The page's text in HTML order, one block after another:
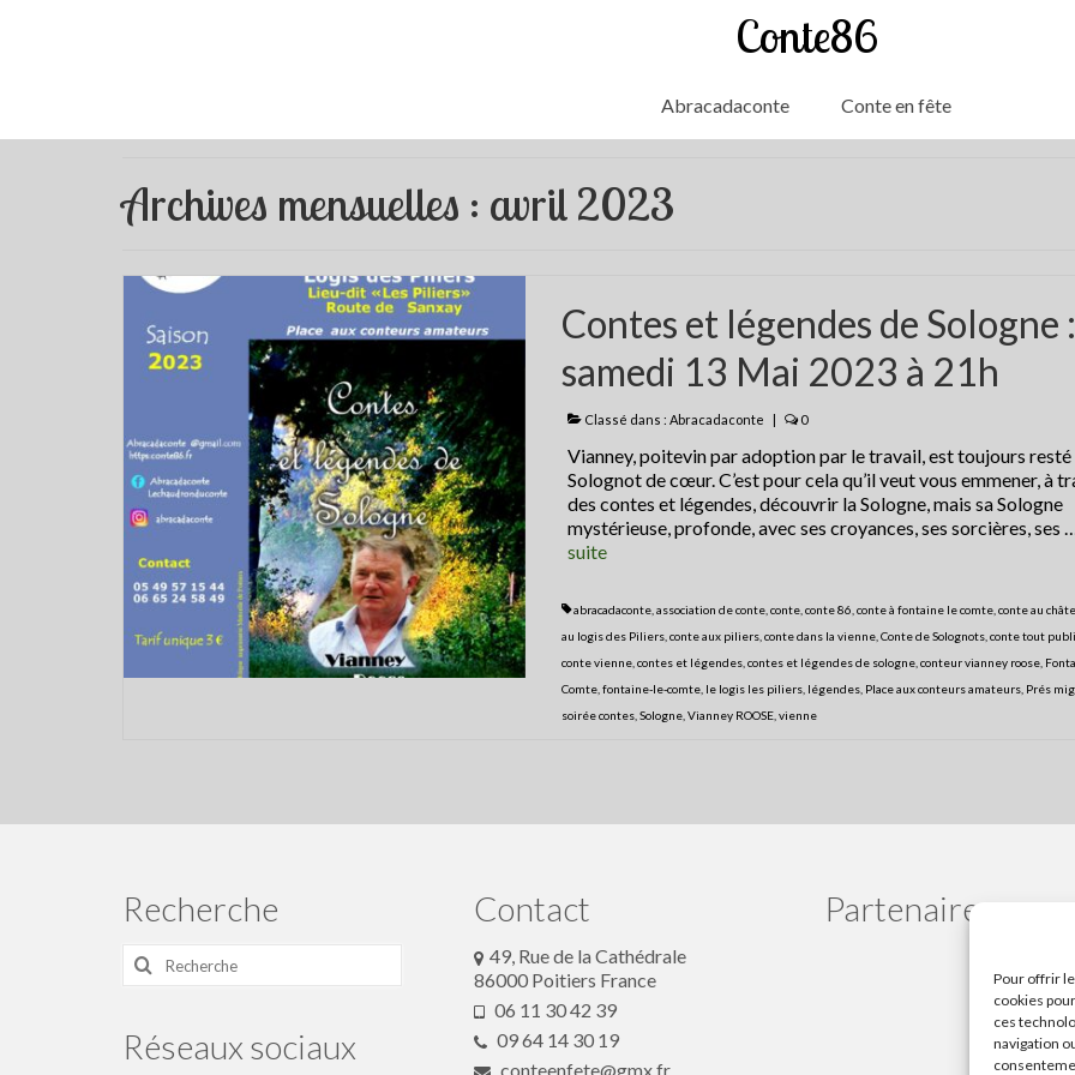
Pour offrir
cookies
ces
navigation
Conte86
Abracadaconte Conte en fête
Archives mensuelles : avril 2023
Contes et légendes de Sologne :
samedi 13 Mai 2023 à 21h
Classé dans : Abracadaconte | 0
Vianney, poitevin par adoption par le travail, est toujours resté
Solognot de cœur. C’est pour cela qu’il veut vous emmener, à
des contes et légendes, découvrir la Sologne, mais sa Sologne
mystérieuse, profonde, avec ses croyances, ses sorcières, ses
suite­­
abracadaconte, association de conte, conte, conte 86 conte à fontaine le comte, conte au
au logis des Piliers, conte aux piliers, conte dans la vienne, Conte de Solognots, conte tout
conte vienne, contes et légendes, contes et légendes de sologne, conteur vianney roose,
Comte, fontaine-le-comte, le logis les piliers, légendes, Place aux conteurs amateurs, Prés
soirée contes, Sologne, Vianney ROOSE, vienne
Recherche
Rechercher
Réseaux sociaux
Contact
49, Rue de la Cathédrale
86000 Poitiers France
06 11 30 42 39
09 64 14 30 19
conteenfete@gmx.fr
Partenaires